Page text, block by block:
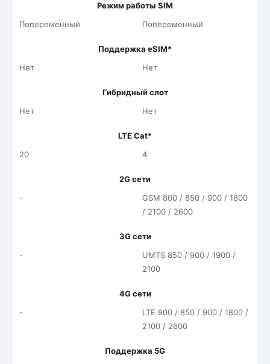
Режим работы SIM
Попеременный
Попеременный
Поддержка eSIM*
Нет
Нет
Гибридный слот
Нет
Нет
LTE Cat*
20
4
2G сети
-
GSM 800 / 850 / 900 / 1800
/ 2100 / 2600
3G сети
-
UMTS 850 / 900 / 1900 /
2100
4G сети
-
LTE 800 / 850 / 900 / 1800 /
2100 / 2600
Поддержка 5G